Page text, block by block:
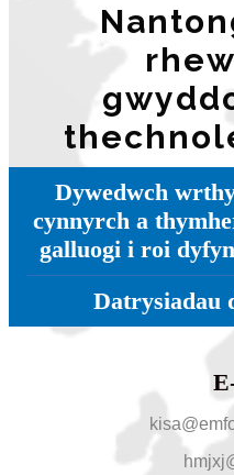
Dywedwch
cynnyrch a
galluogi i roi
Datrysiadau